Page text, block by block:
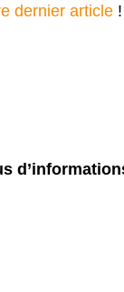
dernier article !